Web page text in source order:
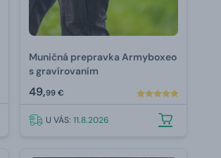
Muničná prepravka Armyboxeo
s gravírovaním
49,99 €
U VÁS:11.8.2026